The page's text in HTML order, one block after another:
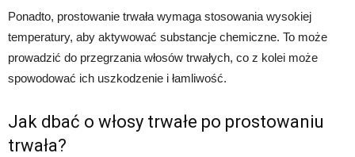
Ponadto, prostowanie trwała wymaga stosowania wysokiej
temperatury, aby aktywować substancje chemiczne. To może
prowadzić do przegrzania włosów trwałych, co z kolei może
spowodować ich uszkodzenie i łamliwość.
Jak dbać o włosy trwałe po prostowaniu
trwała?